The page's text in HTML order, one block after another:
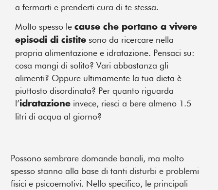
a fermarti e prenderti cura di te stessa.
Molto spesso lecause che portano a vivere
episodi di cistite sono da ricercare nella
propria alimentazione e idratazione. Pensaci su:
cosa mangi di solito? Vari abbastanza gli
alimenti? Oppure ultimamente la tua dieta è
piuttosto disordinata? Per quanto riguarda
l’idratazione invece, riesci a bere almeno 1.5
litri di acqua al giorno?
Possono sembrare domande banali, ma molto
spesso stanno alla base di tanti disturbi e problemi
fisici e psicoemotivi. Nello specifico, le principali